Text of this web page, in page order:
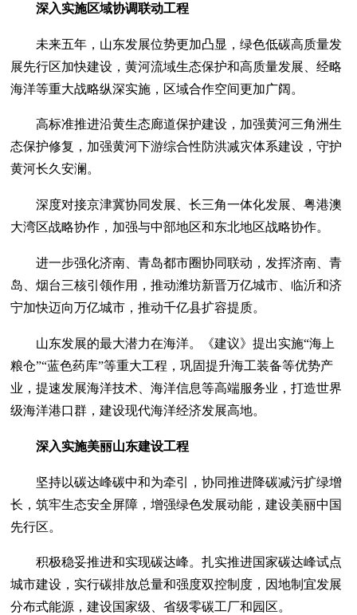
深入实施区域协调联动工程
未来五年，山东发展位势更加凸显，绿色低碳高质量发
展先行区加快建设，黄河流域生态保护和高质量发展、经略
海洋等重大战略纵深实施，区域合作空间更加广阔。
高标准推进沿黄生态廊道保护建设，加强黄河三角洲生
态保护修复，加强黄河下游综合性防洪减灾体系建设，守护
黄河长久安澜。
深度对接京津冀协同发展、长三角一体化发展、粤港澳
大湾区战略协作，加强与中部地区和东北地区战略协作。
进一步强化济南、青岛都市圈协同联动，发挥济南、青
岛、烟台三核引领作用，推动潍坊新晋万亿城市、临沂和济
宁加快迈向万亿城市，推动千亿县扩容提质。
山东发展的最大潜力在海洋。《建议》提出实施“海上
粮仓”“蓝色药库”等重大工程，巩固提升海工装备等优势产
业，提速发展海洋技术、海洋信息等高端服务业，打造世界
级海洋港口群，建设现代海洋经济发展高地。
深入实施美丽山东建设工程
坚持以碳达峰碳中和为牵引，协同推进降碳减污扩绿增
长，筑牢生态安全屏障，增强绿色发展动能，建设美丽中国
先行区。
积极稳妥推进和实现碳达峰。扎实推进国家碳达峰试点
城市建设，实行碳排放总量和强度双控制度，因地制宜发展
分布式能源，建设国家级、省级零碳工厂和园区。